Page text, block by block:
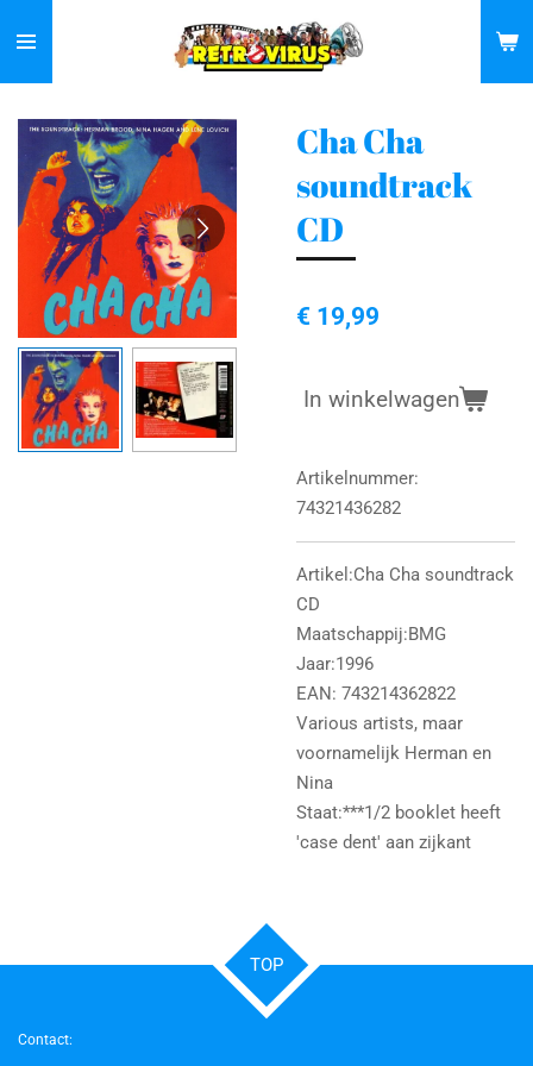
direct
naar
de
hoofdinhoud
Cha Cha
soundtrack
CD
€ 19,99
In winkelwagen
Artikelnummer:
74321436282
Artikel:Cha Cha soundtrack
CD
Maatschappij:BMG
Jaar:1996
EAN: 743214362822
Various artists, maar
voornamelijk Herman en
Nina
Staat:***1/2 booklet heeft
'case dent' aan zijkant
TOP
Contact: